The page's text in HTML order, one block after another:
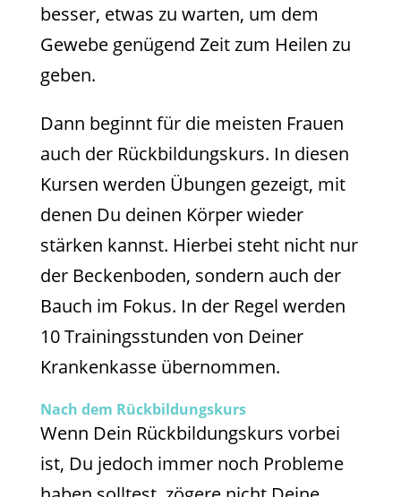
besser, etwas zu warten, um dem
Gewebe genügend Zeit zum Heilen zu
geben.
Dann beginnt für die meisten Frauen
auch der Rückbildungskurs. In diesen
Kursen werden Übungen gezeigt, mit
denen Du deinen Körper wieder
stärken kannst. Hierbei steht nicht nur
der Beckenboden, sondern auch der
Bauch im Fokus. In der Regel werden
10 Trainingsstunden von Deiner
Krankenkasse übernommen.
Nach dem Rückbildungskurs
Wenn Dein Rückbildungskurs vorbei
ist, Du jedoch immer noch Probleme